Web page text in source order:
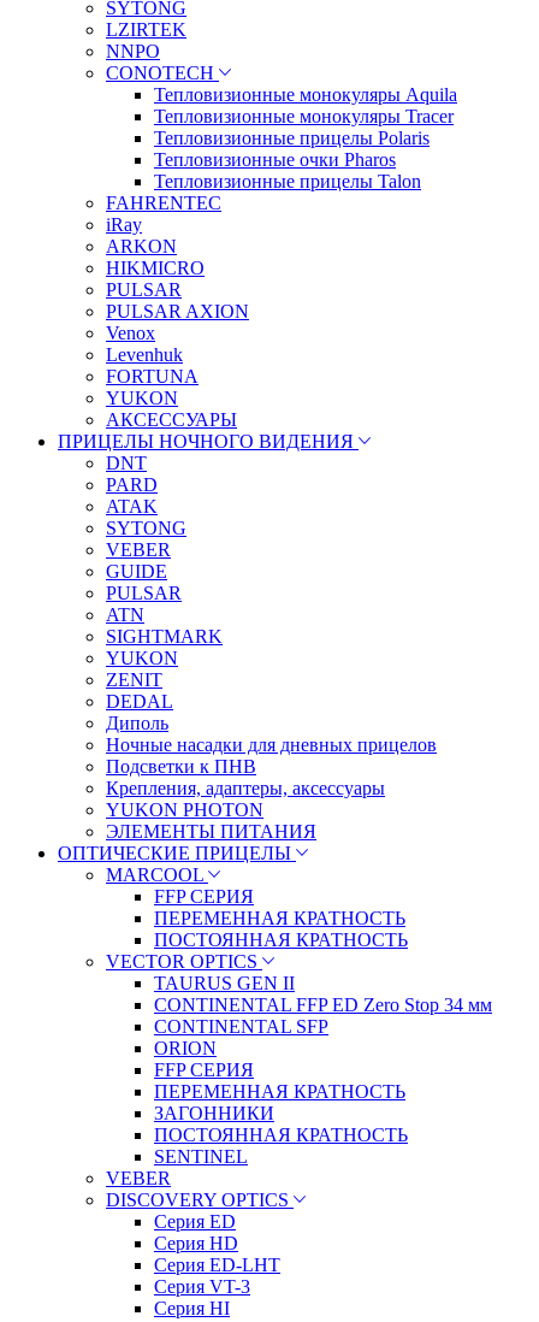
SYTONG
LZIRTEK
NNPO
CONOTECH
Тепловизионные монокуляры Aquila
Тепловизионные монокуляры Tracer
Тепловизионные прицелы Polaris
Тепловизионные очки Pharos
Тепловизионные прицелы Talon
FAHRENTEC
iRay
ARKON
HIKMICRO
PULSAR
PULSAR AXION
Venox
Levenhuk
FORTUNA
YUKON
АКСЕССУАРЫ
ПРИЦЕЛЫ НОЧНОГО ВИДЕНИЯ
DNT
PARD
ATAK
SYTONG
VEBER
GUIDE
PULSAR
ATN
SIGHTMARK
YUKON
ZENIT
DEDAL
Диполь
Ночные насадки для дневных прицелов
Подсветки к ПНВ
Крепления, адаптеры, аксессуары
YUKON PHOTON
ЭЛЕМЕНТЫ ПИТАНИЯ
ОПТИЧЕСКИЕ ПРИЦЕЛЫ
MARCOOL
FFP СЕРИЯ
ПЕРЕМЕННАЯ КРАТНОСТЬ
ПОСТОЯННАЯ КРАТНОСТЬ
VECTOR OPTICS
TAURUS GEN II
CONTINENTAL FFP ED Zero Stop 34 мм
CONTINENTAL SFP
ORION
FFP СЕРИЯ
ПЕРЕМЕННАЯ КРАТНОСТЬ
ЗАГОННИКИ
ПОСТОЯННАЯ КРАТНОСТЬ
SENTINEL
VEBER
DISCOVERY OPTICS
Серия ED
Серия HD
Серия ED-LHT
Серия VT-3
Серия HI